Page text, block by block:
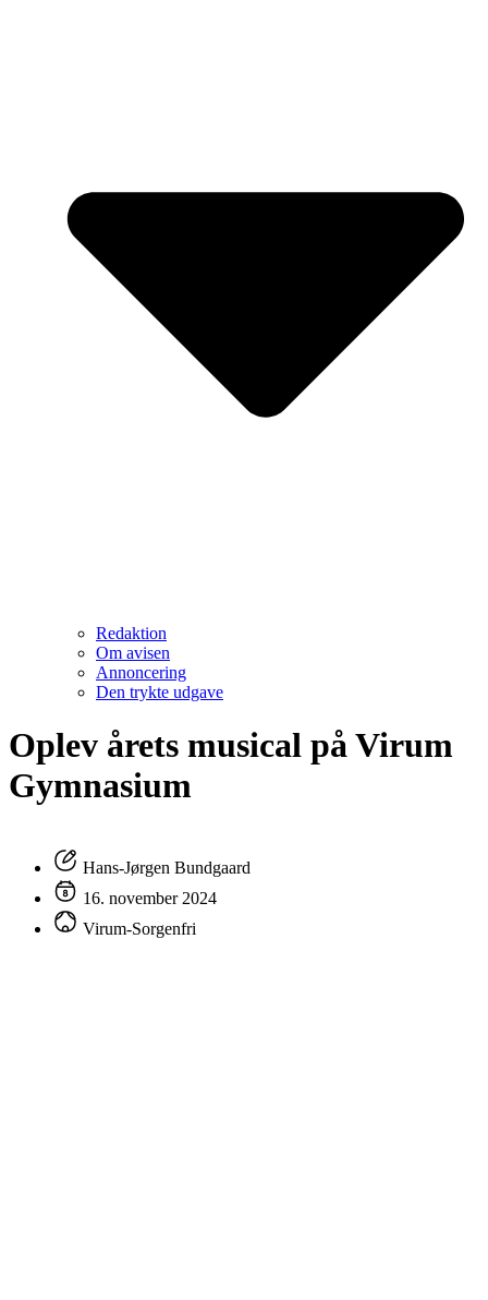
Redaktion
Om avisen
Annoncering
Den trykte udgave
Oplev årets musical på Virum
Gymnasium
Hans-Jørgen Bundgaard
16. november 2024
Virum-Sorgenfri